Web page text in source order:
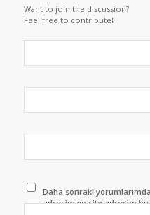
Want to join the discussion?
Feel free to contribute!
Daha sonraki
adresim ve site adresim bu